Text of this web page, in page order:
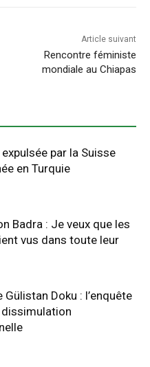
Article suivant
Rencontre féministe
mondiale au Chiapas
par la Suisse
en Turquie
Badra : Je veux que les
vus dans toute leur
Gülistan Doku : l’enquête
dissimulation